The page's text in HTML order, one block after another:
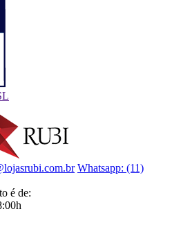
Whatsapp: (11)
é de: